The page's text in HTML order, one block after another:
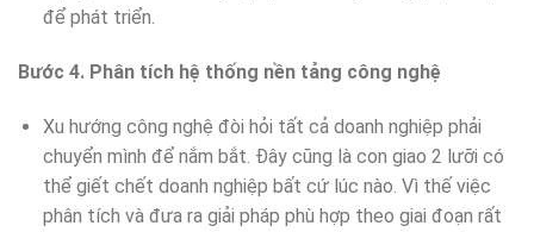
để phát triển.
Bước 4. Phân tích hệ thống nền tảng công nghệ
Xu hướng công nghệ đòi hỏi tất cả doanh nghiệp phải
chuyển mình để nắm bắt. Đây cũng là con giao 2 lưỡi có
thể giết chết doanh nghiệp bất cứ lúc nào. Vì thế việc
phân tích và đưa ra giải pháp phù hợp theo giai đoạn rất